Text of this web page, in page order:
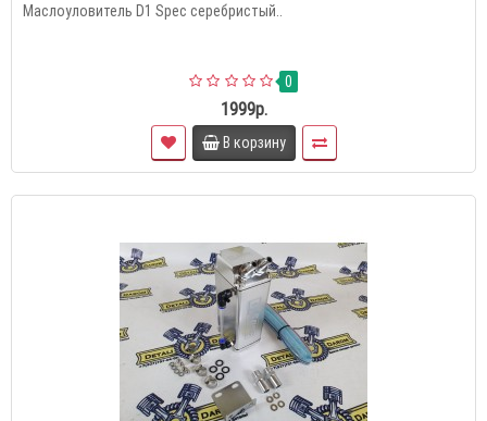
Маслоуловитель D1 Spec серебристый..
0
1999р.
В корзину